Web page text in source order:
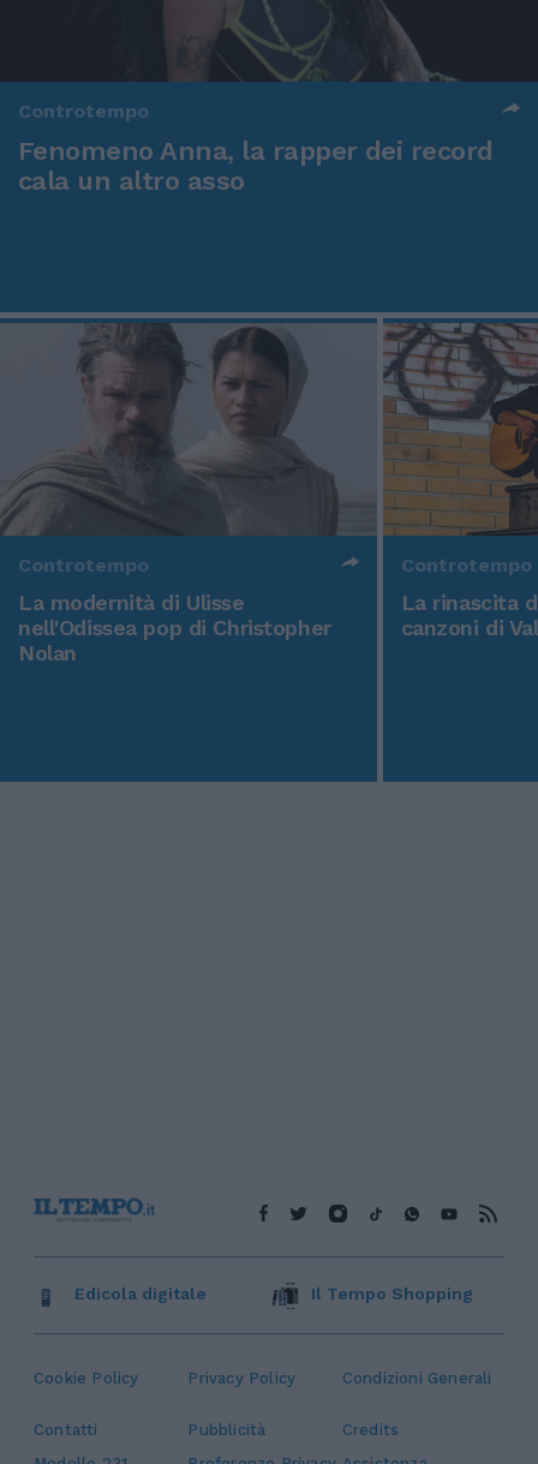
Controtempo
Fenomeno Anna, la rapper dei record
cala un altro asso
Controtempo
La modernità di Ulisse
nell'Odissea pop di Christopher
Nolan
Controtempo
La rinascita
canzoni di
Cookie Policy Privacy Policy Condizioni Generali
Contatti Pubblicità
Credits
Edicola digitale Il Tempo Shopping